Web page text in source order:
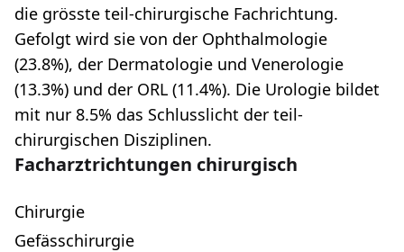
die grösste teil-chirurgische Fachrichtung.
Gefolgt wird sie von der Ophthalmologie
(23.8%), der Dermatologie und Venerologie
(13.3%) und der ORL (11.4%). Die Urologie bildet
mit nur 8.5% das Schlusslicht der teil-
chirurgischen Disziplinen.
Facharztrichtungen chirurgisch
Chirurgie
Gefässchirurgie